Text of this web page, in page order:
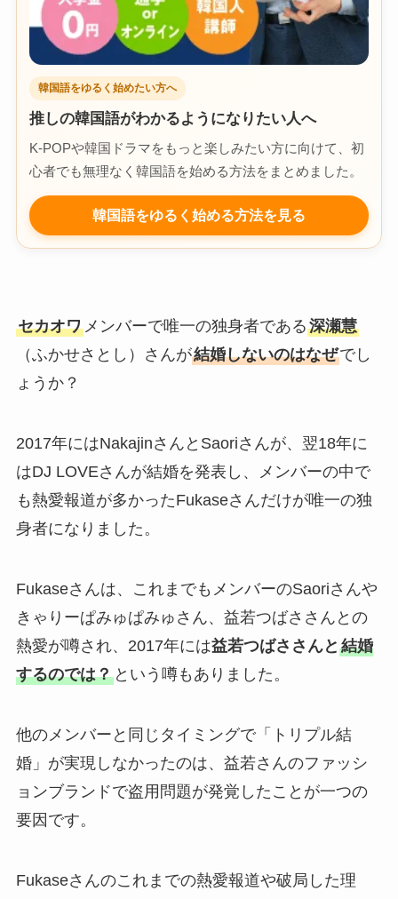
韓国語をゆるく始めたい方へ
推しの韓国語がわかるようになりたい人へ
K-POPや韓国ドラマをもっと楽しみたい方に向けて、初
心者でも無理なく韓国語を始める方法をまとめました。
韓国語をゆるく始める方法を見る
セカオワメンバーで唯一の独身者である深瀬慧
（ふかせさとし）さんが結婚しないのはなぜでし
ょうか？
2017年にはNakajinさんとSaoriさんが、翌18年に
はDJ LOVEさんが結婚を発表し、メンバーの中で
も熱愛報道が多かったFukaseさんだけが唯一の独
身者になりました。
Fukaseさんは、これまでもメンバーのSaoriさんや
きゃりーぱみゅぱみゅさん、益若つばささんとの
熱愛が噂され、2017年には益若つばささんと 結婚
するのでは？という噂もありました。
他のメンバーと同じタイミングで「トリプル結
婚」が実現しなかったのは、益若さんのファッシ
ョンブランドで盗用問題が発覚したことが一つの
要因です。
Fukaseさんのこれまでの熱愛報道や破局した理